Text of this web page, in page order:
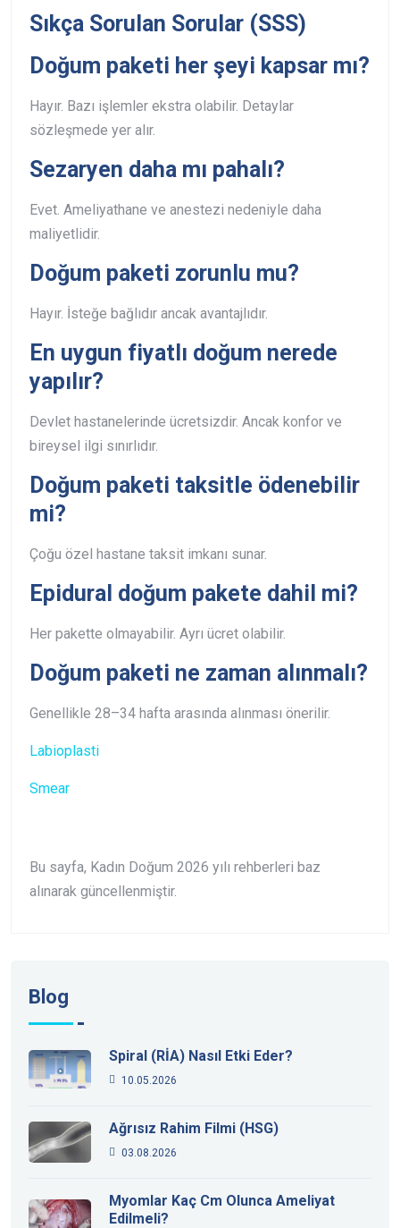
Sıkça Sorulan Sorular (SSS)
Doğum paketi her şeyi kapsar mı?
Hayır. Bazı işlemler ekstra olabilir. Detaylar
sözleşmede yer alır.
Sezaryen daha mı pahalı?
Evet. Ameliyathane ve anestezi nedeniyle daha
maliyetlidir.
Doğum paketi zorunlu mu?
Hayır. İsteğe bağlıdır ancak avantajlıdır.
En uygun fiyatlı doğum nerede
yapılır?
Devlet hastanelerinde ücretsizdir. Ancak konfor ve
bireysel ilgi sınırlıdır.
Doğum paketi taksitle ödenebilir
mi?
Çoğu özel hastane taksit imkanı sunar.
Epidural doğum pakete dahil mi?
Her pakette olmayabilir. Ayrı ücret olabilir.
Doğum paketi ne zaman alınmalı?
Genellikle 28–34 hafta arasında alınması önerilir.
Labioplasti
Smear
Bu sayfa, Kadın Doğum 2026 yılı rehberleri baz
alınarak güncellenmiştir.
Blog
Spiral (RİA) Nasıl Etki Eder?
10.05.2026
Ağrısız Rahim Filmi (HSG)
03.08.2026
Myomlar Kaç Cm Olunca Ameliyat
Edilmeli?